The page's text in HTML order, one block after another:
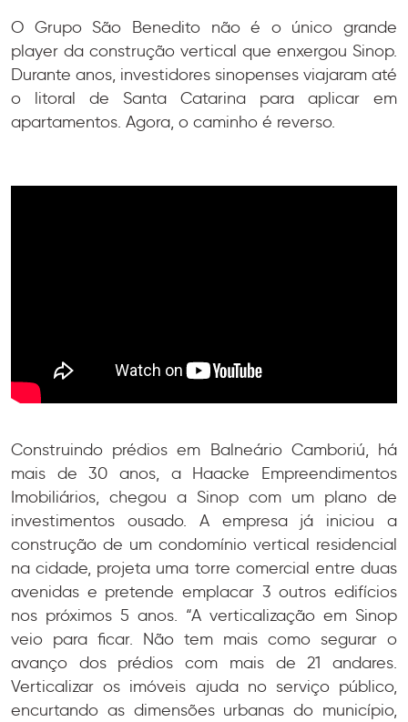
O Grupo São Benedito não é o único grande
player da construção vertical que enxergou Sinop.
Durante anos, investidores sinopenses viajaram até
o litoral de Santa Catarina para aplicar em
apartamentos. Agora, o caminho é reverso.
Construindo prédios em Balneário Camboriú, há
mais de 30 anos, a Haacke Empreendimentos
Imobiliários, chegou a Sinop com um plano de
investimentos ousado. A empresa já iniciou a
construção de um condomínio vertical residencial
na cidade, projeta uma torre comercial entre duas
avenidas e pretende emplacar 3 outros edifícios
nos próximos 5 anos. “A verticalização em Sinop
veio para ficar. Não tem mais como segurar o
avanço dos prédios com mais de 21 andares.
Verticalizar os imóveis ajuda no serviço público,
encurtando as dimensões urbanas do município,